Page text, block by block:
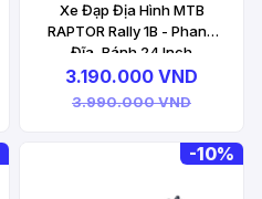
Xe Đạp Địa Hình MTB
RAPTOR Rally 1B - Phanh
Đĩa, Bánh 24 Inch
3.190.000 VND
3.990.000 VND
-10%